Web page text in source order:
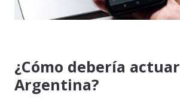
¿Cómo debería actuar
Argentina?